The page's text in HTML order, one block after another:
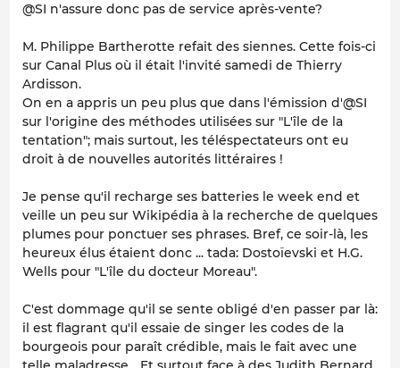
@SI n'assure donc pas de service après-vente?
M. Philippe Bartherotte refait des siennes. Cette fois-ci
sur Canal Plus où il était l'invité samedi de Thierry
Ardisson.
On en a appris un peu plus que dans l'émission d'@SI
sur l'origine des méthodes utilisées sur "L'île de la
tentation"; mais surtout, les téléspectateurs ont eu
droit à de nouvelles autorités littéraires !
Je pense qu'il recharge ses batteries le week end et
veille un peu sur Wikipédia à la recherche de quelques
plumes pour ponctuer ses phrases. Bref, ce soir-là, les
heureux élus étaient donc ... tada: Dostoïevski et H.G.
Wells pour "L'île du docteur Moreau".
C'est dommage qu'il se sente obligé d'en passer par là:
il est flagrant qu'il essaie de singer les codes de la
bourgeois pour paraît crédible, mais le fait avec une